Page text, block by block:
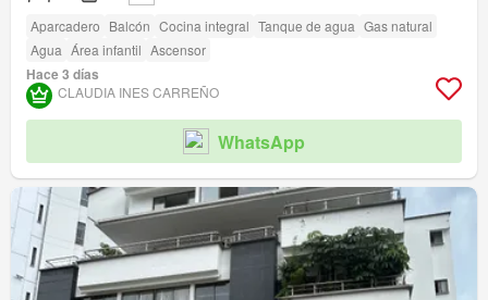
Aparcadero Balcón Cocina integral Tanque de agua Gas natural
Agua Área infantil Ascensor
Hace 3 días
CLAUDIA INES CARREÑO
WhatsApp